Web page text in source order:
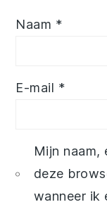
Naam *
E-mail *
Mijn naam,
deze
wanneer ik